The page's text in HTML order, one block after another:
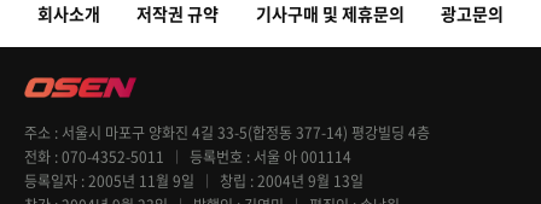
회사소개 저작권 규약 기사구매 및 제휴문의 광고문의
주소
서울시 마포구 양화진 4길 33-5(합정동 377-14) 평강빌딩 4층
전화 070-4352-5011 등록번호
서울 아 001114
등록일자 2005년 11월 9일 창립 2004년 9월 13일